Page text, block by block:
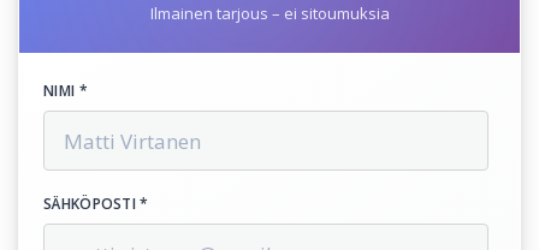
Ilmainen tarjous – ei sitoumuksia
NIMI *
SÄHKÖPOSTI *